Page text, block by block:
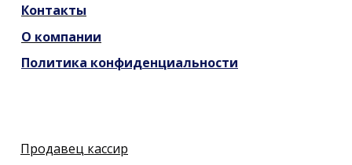
Политика конфиденциальности
Продавец кассир
О компании
Контакты